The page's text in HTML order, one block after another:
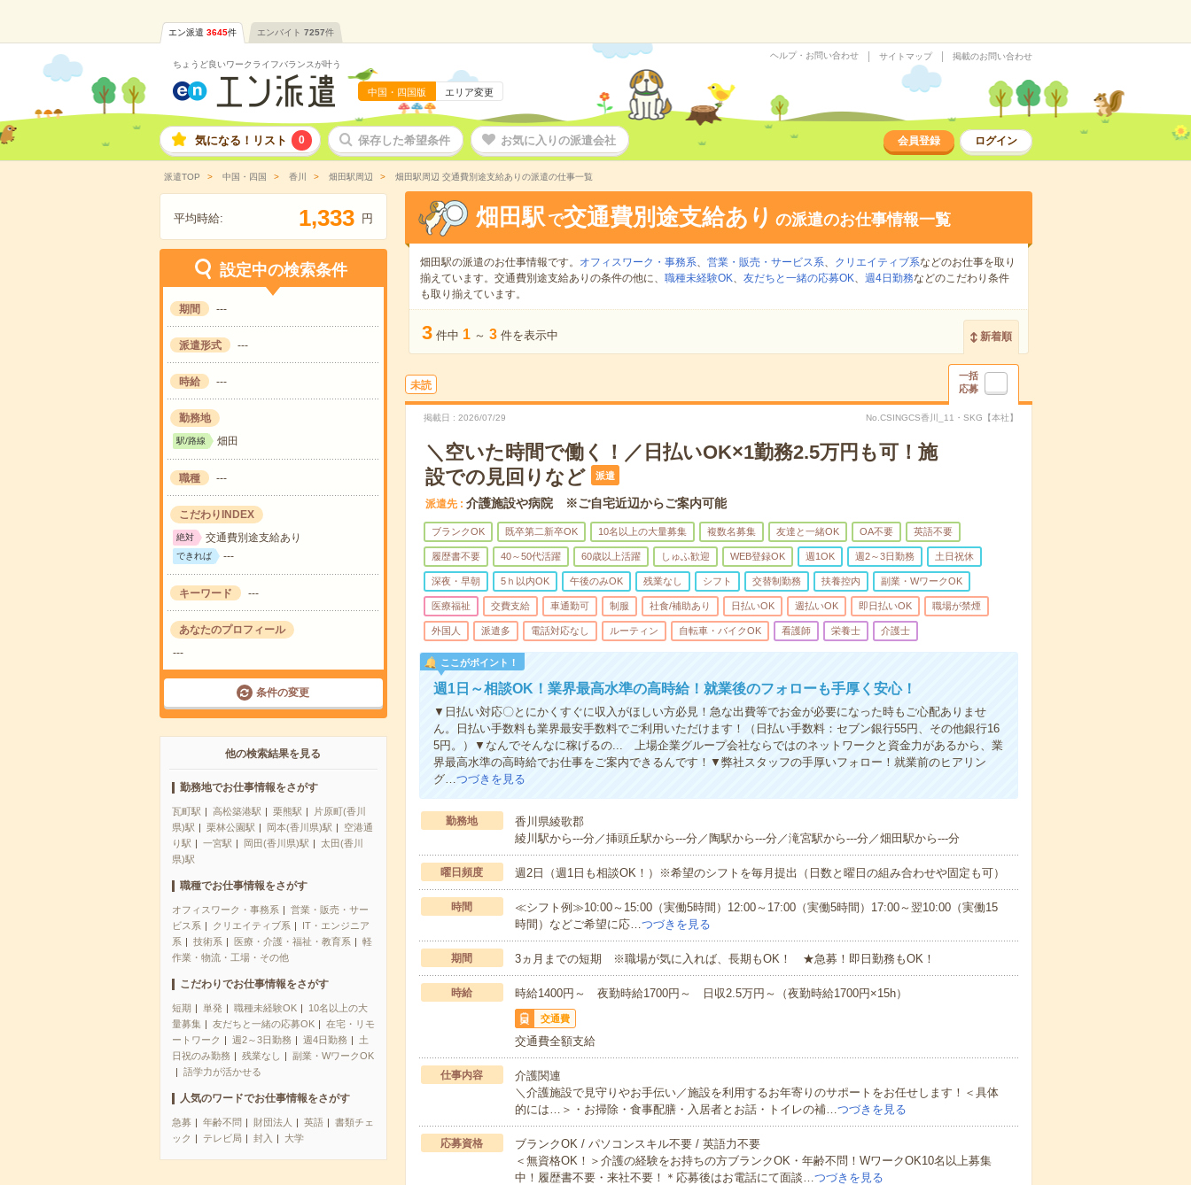
エン派遣 3645件 エンバイト 7257件
ちょうど良いワークライフバランスが叶う
中国・四国版 エリア変更
ヘルプ・お問い合わせ サイトマップ 掲載のお問い合わせ
気になる！リスト 0 保存した希望条件 お気に入りの派遣会社 会員登録 ログイン
派遣TOP 中国・四国 香川 畑田駅周辺 畑田駅周辺 交通費別途支給ありの派遣の仕事一覧
平均時給: 1,333 円
設定中の検索条件
期間 ---
派遣形式 ---
時給 ---
勤務地
駅/路線 畑田
職種 ---
こだわりINDEX
絶対 交通費別途支給あり
できれば ---
キーワード ---
あなたのプロフィール
---
条件の変更
他の検索結果を見る
勤務地でお仕事情報をさがす
瓦町駅 高松築港駅 栗熊駅
片原町(香川
県)駅
栗林公園駅 岡本(香川県)駅
空港通
り駅
一宮駅 岡田(香川県)駅
太田(香川
県)駅
職種でお仕事情報をさがす
オフィスワーク・事務系
営業・販売・サー
ビス系
クリエイティブ系
IT・エンジニア
系
技術系 医療・介護・福祉・教育系
軽
作業・物流・工場・その他
こだわりでお仕事情報をさがす
短期 単発 職種未経験OK
10名以上の大
量募集
友だちと一緒の応募OK
在宅・リモ
ートワーク
週2～3日勤務 週4日勤務
土
日祝のみ勤務
残業なし
副業・WワークOK
語学力が活かせる
人気のワードでお仕事情報をさがす
急募 年齢不問 財団法人 英語
書類チェ
ック
テレビ局 封入 大学
畑田駅 で交通費別途支給あり の派遣のお仕事情報一覧
畑田駅の派遣のお仕事情報です。 オフィスワーク・事務系、 営業・販売・サービス系、 クリエイティブ系などのお仕事を取り
揃えています。交通費別途支給ありの条件の他に、 職種未経験OK、 友だちと一緒の応募OK、 週4日勤務などのこだわり条件
も取り揃えています。
3 件中 1 ～ 3 件を表示中 新着順
未読
一括
応募
掲載日 2026/07/29 No.CSINGCS香川_11・SKG【本社】
＼空いた時間で働く！／日払いOK×1勤務2.5万円も可！施
設での見回りなど
派遣
派遣先 介護施設や病院 ※ご自宅近辺からご案内可能
ブランクOK 既卒第二新卒OK 10名以上の大量募集 複数名募集 友達と一緒OK OA不要 英語不要
履歴書不要 40～50代活躍 60歳以上活躍 しゅふ歓迎 WEB登録OK 週1OK 週2～3日勤務 土日祝休
深夜・早朝 5ｈ以内OK 午後のみOK 残業なし シフト 交替制勤務 扶養控内 副業・WワークOK
医療福祉 交費支給 車通勤可 制服 社食/補助あり 日払いOK 週払いOK 即日払いOK 職場が禁煙
外国人 派遣多 電話対応なし ルーティン 自転車・バイクOK 看護師 栄養士 介護士
ここがポイント！
週1日～相談OK！業界最高水準の高時給！就業後のフォローも手厚く安心！
▼日払い対応〇とにかくすぐに収入がほしい方必見！急な出費等でお金が必要になった時もご心配ありませ
ん。日払い手数料も業界最安手数料でご利用いただけます！（日払い手数料：セブン銀行55円、その他銀行16
5円。）▼なんでそんなに稼げるの... 上場企業グループ会社ならではのネットワークと資金力があるから、業
界最高水準の高時給でお仕事をご案内できるんです！▼弊社スタッフの手厚いフォロー！就業前のヒアリン
グ…つづきを見る
勤務地
香川県綾歌郡
綾川駅から---分／挿頭丘駅から---分／陶駅から---分／滝宮駅から---分／畑田駅から---分
曜日頻度 週2日（週1日も相談OK！）※希望のシフトを毎月提出（日数と曜日の組み合わせや固定も可）
時間
≪シフト例≫10:00～15:00（実働5時間）12:00～17:00（実働5時間）17:00～翌10:00（実働15
時間）などご希望に応…つづきを見る
期間 3ヵ月までの短期 ※職場が気に入れば、長期もOK！ ★急募！即日勤務もOK！
時給 時給1400円～ 夜勤時給1700円～ 日収2.5万円～（夜勤時給1700円×15h）
交通費
交通費全額支給
仕事内容
介護関連
＼介護施設で見守りやお手伝い／施設を利用するお年寄りのサポートをお任せします！＜具体
的には…＞・お掃除・食事配膳・入居者とお話・トイレの補…つづきを見る
応募資格
ブランクOK / パソコンスキル不要 / 英語力不要
＜無資格OK！＞介護の経験をお持ちの方ブランクOK・年齢不問！WワークOK10名以上募集
中！履歴書不要・来社不要！＊応募後はお電話にて面談…つづきを見る